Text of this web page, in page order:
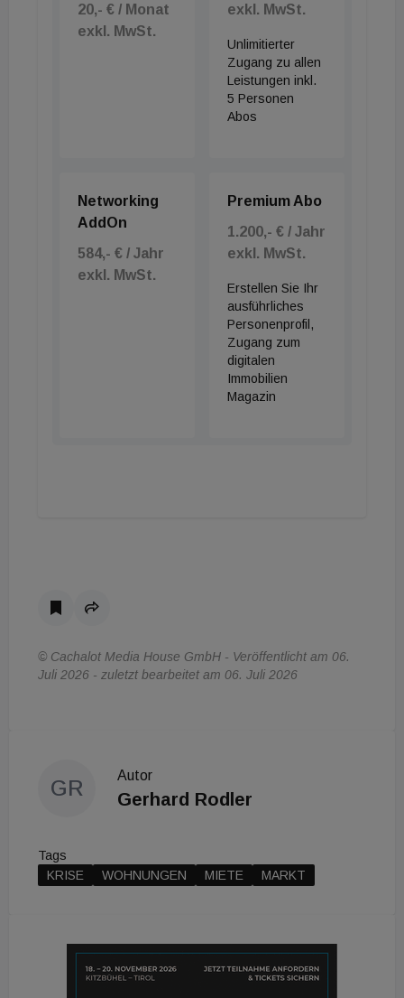
20,- € / Monat
exkl. MwSt.
exkl. MwSt.
Unlimitierter
Zugang zu allen
Leistungen inkl.
5 Personen
Abos
Networking
AddOn
584,- € / Jahr
exkl. MwSt.
Premium Abo
1.200,- € / Jahr
exkl. MwSt.
Erstellen Sie Ihr
ausführliches
Personenprofil,
Zugang zum
digitalen
Immobilien
Magazin
© Cachalot Media House GmbH - Veröffentlicht am 06.
Juli 2026 - zuletzt bearbeitet am 06. Juli 2026
GR
Autor
Gerhard Rodler
Tags
KRISE
WOHNUNGEN MIETE MARKT